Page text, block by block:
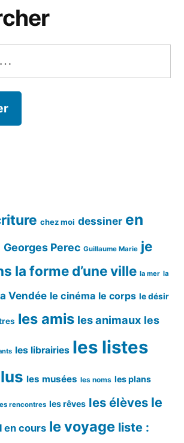
chez moi dessiner en
Georges Perec Guillaume Marie je
la forme d’une ville la mer la
Vendée le cinéma le corps le désir
les amis les animaux les
les librairies les listes
les musées les noms les plans
rencontres les rêves les élèves le
en cours le voyage liste :